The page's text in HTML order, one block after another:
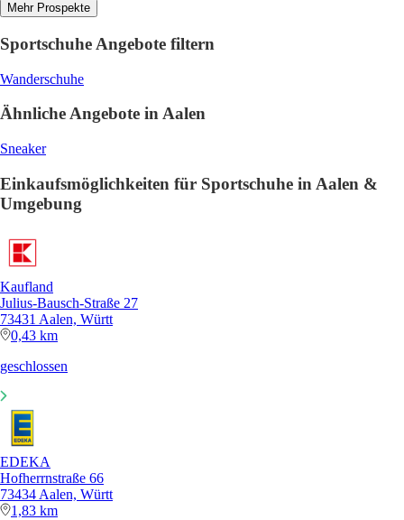
Mehr Prospekte
Sportschuhe Angebote filtern
Wanderschuhe
Ähnliche Angebote in Aalen
Sneaker
Einkaufsmöglichkeiten für Sportschuhe in Aalen &
Umgebung
Kaufland
Julius-Bausch-Straße 27
73431 Aalen, Württ
0,43 km
geschlossen
EDEKA
Hofherrnstraße 66
73434 Aalen, Württ
1,83 km